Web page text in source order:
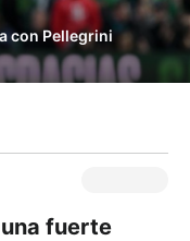
con Pellegrini
fuerte